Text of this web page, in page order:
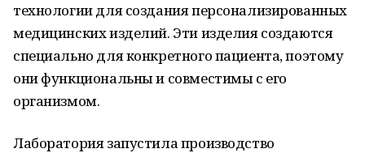
технологии для создания персонализированных
медицинских изделий. Эти изделия создаются
специально для конкретного пациента, поэтому
они функциональны и совместимы с его
организмом.
Лаборатория запустила производство